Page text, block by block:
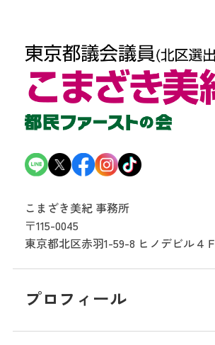
こまざき美紀 事務所
〒115-0045
東京都北区赤羽1-59-8 ヒノデビル４Ｆ
プロフィール